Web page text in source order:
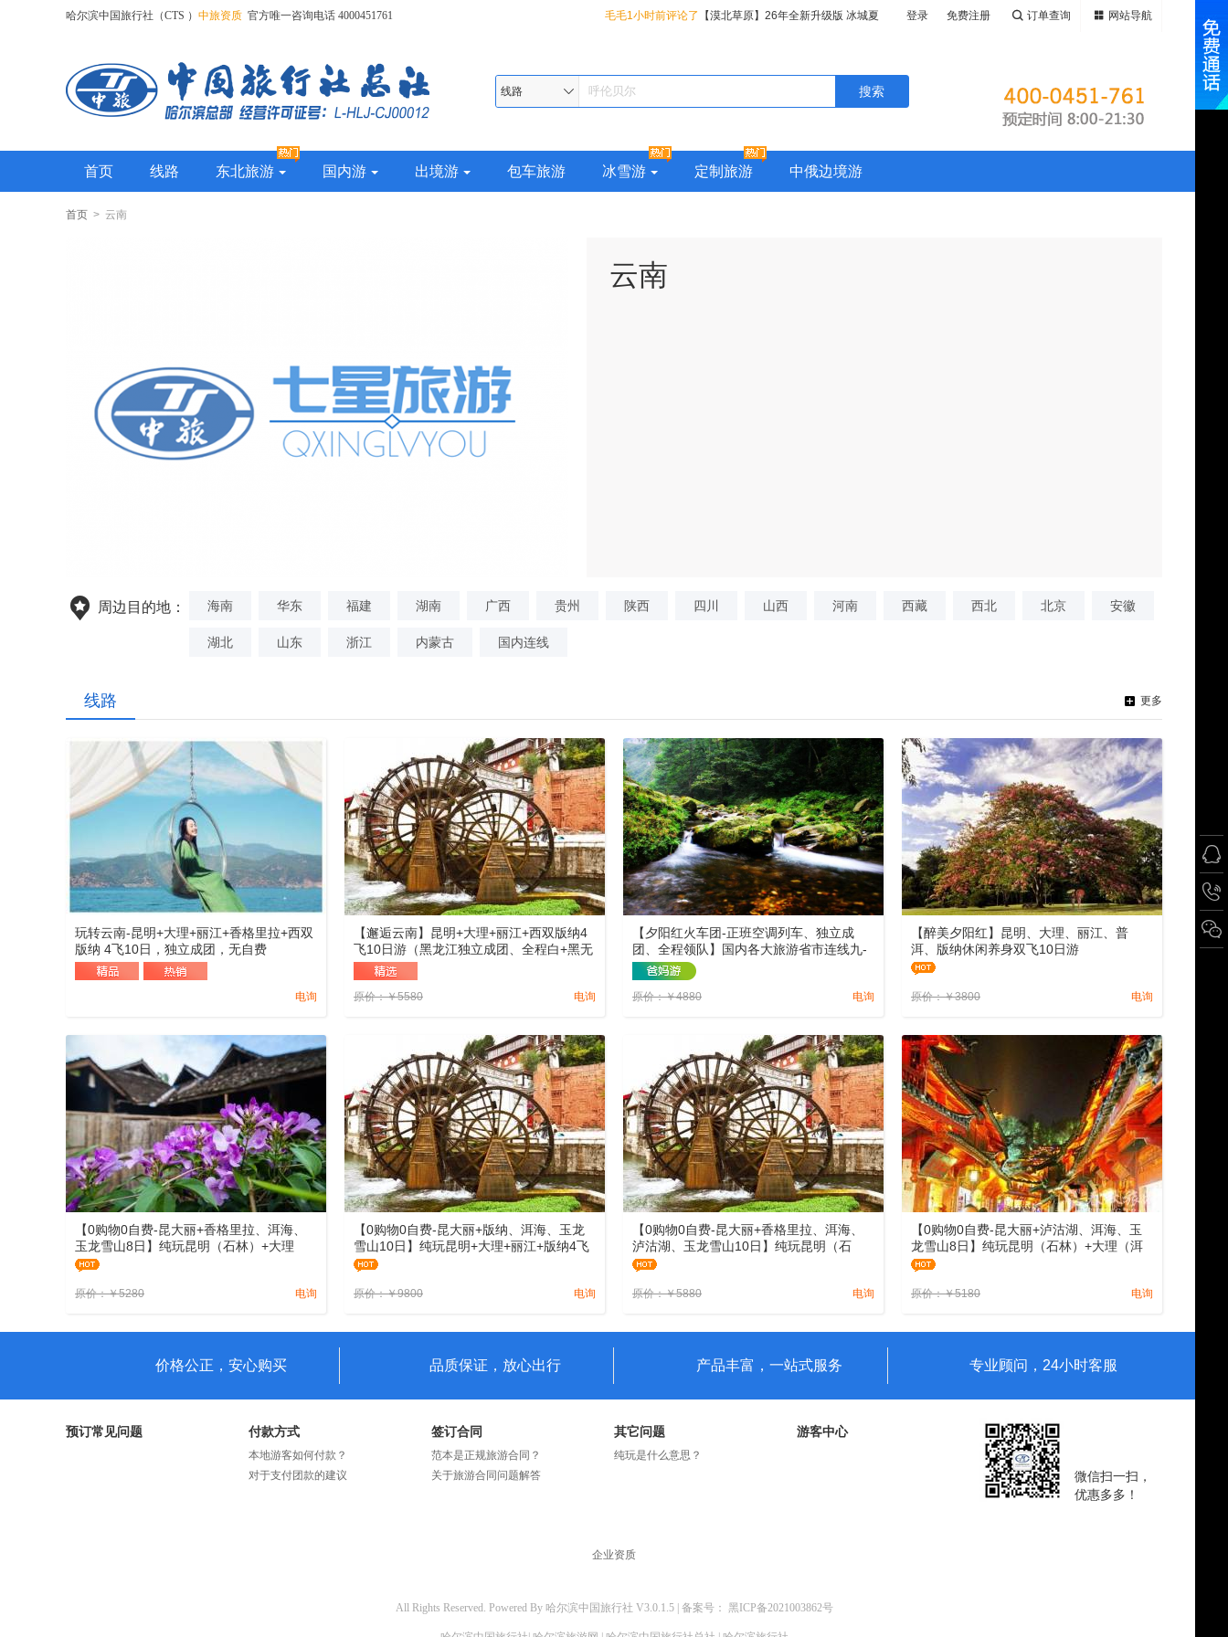
哈尔滨中国旅行社（CTS ） 中旅资质 官方唯一咨询电话 4000451761 登录 免费注册 订单查询 网站导航
毛毛1小时前评论了 【漠北草原】26年全新升级版 冰城夏
岭最北漠河、邂逅极光北极村、十八站鄂伦春民族乡、纵
览国境线最美331、双子城俄罗斯边境黑河、火山遗迹五
大连池、小兴安岭伊春上甘岭溪水公园、大小兴安岭畅游
10日
吉辽蒙四省全景、盛京沈阳、朝鲜边境丹东、鸭绿江游
船、华美胜地22°清凉小瑞士度假区、YOYO鹿苑、CLU
BMED地中海森林温泉、关东圣山-长白山、高山堰塞湖-
镜泊湖、冰城夏都哈尔滨、丹顶鹤故乡-扎龙、呼伦贝尔
河、火山遗迹五大连池、小兴安岭伊春上甘岭溪水公园、
春风13分钟前评论了【东方颂歌】26年全新升级版 黑吉
辽蒙四省全景、盛京沈阳、朝鲜边境丹东、鸭绿江游船、
华美胜地22°清凉小瑞士度假区、YOYO鹿苑、CLUBME
D地中海森林温泉、关东圣山-长白山、高山堰塞湖-镜泊
民族乡、纵览国境线最美331、双子城俄罗斯边境黑河、
线路
首页 线路 东北旅游 国内游 出境游 包车旅游 冰雪游 定制旅游 中俄边境游
首页 > 云南
云南
周边目的地： 海南 华东 福建 湖南 广西 贵州 陕西 四川 山西 河南 西藏 西北 北京 安徽
湖北 山东 浙江 内蒙古 国内连线
线路 更多
玩转云南-昆明+大理+丽江+香格里拉+西双
版纳 4飞10日，独立成团，无自费
电询
【邂逅云南】昆明+大理+丽江+西双版纳4
飞10日游（黑龙江独立成团、全程白+黑无
自费景点，违约赔付2000元）
原价：￥5580 电询
【夕阳红火车团-正班空调列车、独立成
团、全程领队】国内各大旅游省市连线九-
多天均有。请点击查看详情
原价：￥4880 电询
【醉美夕阳红】昆明、大理、丽江、普
洱、版纳休闲养身双飞10日游
原价：￥3800 电询
【0购物0自费-昆大丽+香格里拉、洱海、
玉龙雪山8日】纯玩昆明（石林）+大理
（洱海大游船）+丽江（牦牛坪索道）+香
原价：￥5280 电询
【0购物0自费-昆大丽+版纳、洱海、玉龙
雪山10日】纯玩昆明+大理+丽江+版纳4飞
10日纯玩游
原价：￥9800 电询
【0购物0自费-昆大丽+香格里拉、洱海、
泸沽湖、玉龙雪山10日】纯玩昆明（石
林）+大理（洱海大游船）+丽江（牦牛坪
原价：￥5880 电询
【0购物0自费-昆大丽+泸沽湖、洱海、玉
龙雪山8日】纯玩昆明（石林）+大理（洱
海大游船）+丽江（牦牛坪索道）+泸沽湖
原价：￥5180 电询
价格公正，安心购买 品质保证，放心出行 产品丰富，一站式服务 专业顾问，24小时客服
预订常见问题 付款方式
本地游客如何付款？
对于支付团款的建议
签订合同
范本是正规旅游合同？
关于旅游合同问题解答
其它问题
纯玩是什么意思？
游客中心
微信扫一扫，
优惠多多！
企业资质
All Rights Reserved. Powered By 哈尔滨中国旅行社 V3.0.1.5 | 备案号： 黑ICP备2021003862号